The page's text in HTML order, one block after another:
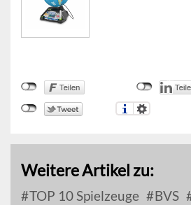
Weitere Artikel zu:
TOP 10 Spielzeuge BVS